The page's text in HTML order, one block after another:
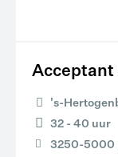
Acceptant
's-
32 - 40 uur
3250-5000